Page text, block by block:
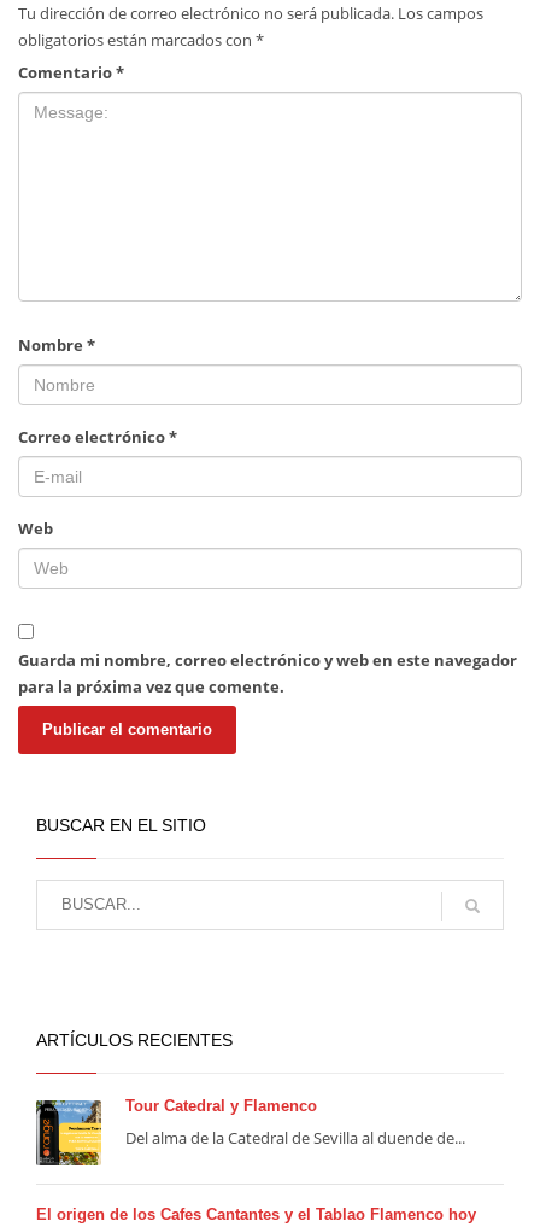
Tu dirección de correo electrónico no será publicada. Los campos
obligatorios están marcados con *
Comentario*
Nombre *
Correo electrónico*
Web
Guarda mi nombre, correo electrónico y web en este navegador
para la próxima vez que comente.
BUSCAR EN EL SITIO
ARTÍCULOS RECIENTES
Tour Catedral y Flamenco
Del alma de la Catedral de Sevilla al duende de...
El origen de los Cafes Cantantes y el Tablao Flamenco hoy